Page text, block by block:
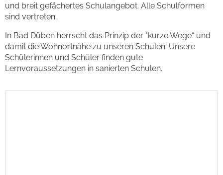
und breit gefächertes Schulangebot. Alle Schulformen
sind vertreten.
In Bad Düben herrscht das Prinzip der "kurze Wege“ und
damit die Wohnortnähe zu unseren Schulen. Unsere
Schülerinnen und Schüler finden gute
Lernvoraussetzungen in sanierten Schulen.